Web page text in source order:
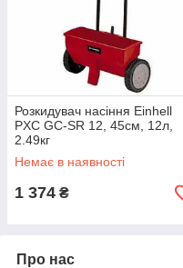
Розкидувач насіння Einhell
PXC GC-SR 12, 45см, 12л,
2.49кг
Немає в наявності
1 374 ₴
Про нас